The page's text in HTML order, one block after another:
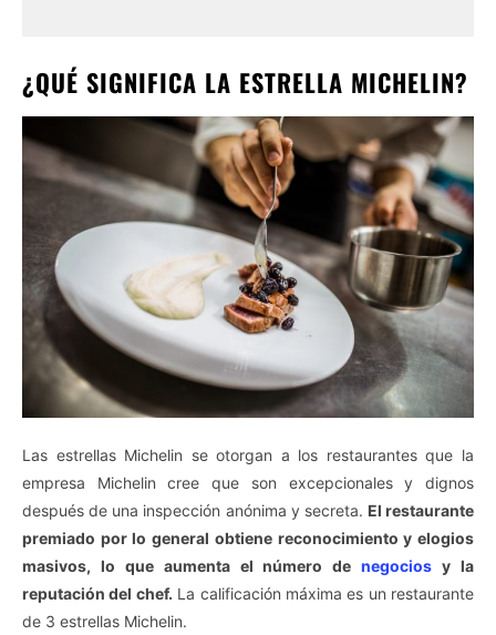
¿QUÉ SIGNIFICA LA ESTRELLA MICHELIN?
Las estrellas Michelin se otorgan a los restaurantes que la
empresa Michelin cree que son excepcionales y dignos
después de una inspección anónima y secreta. El restaurante
premiado por lo general obtiene reconocimiento y elogios
masivos, lo que aumenta el número denegocios y la
reputación del chef. La calificación máxima es un restaurante
de 3 estrellas Michelin.